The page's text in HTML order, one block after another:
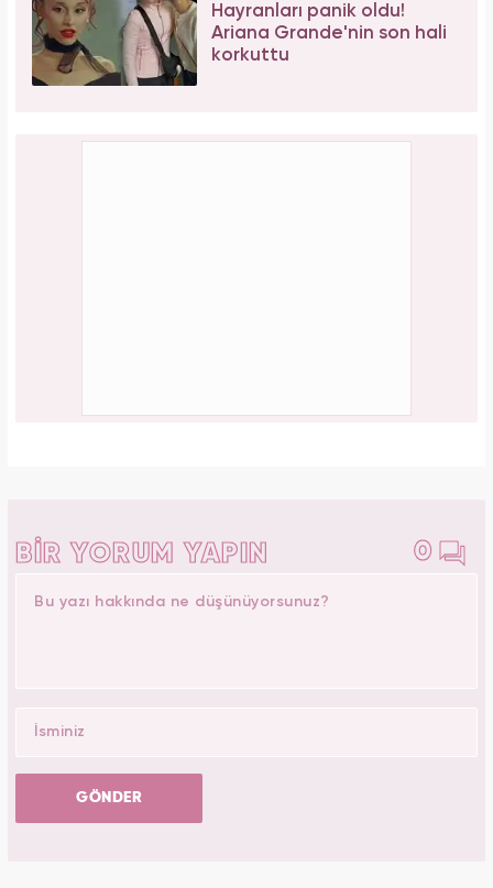
Hayranları panik oldu!
Ariana Grande'nin son hali
korkuttu
BİR YORUM YAPIN 0
GÖNDER